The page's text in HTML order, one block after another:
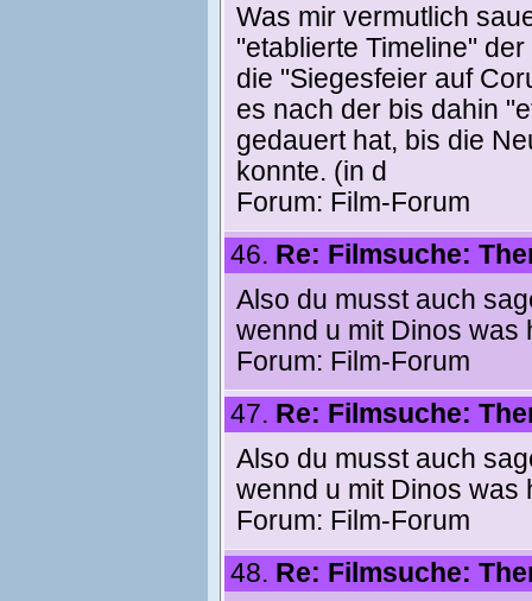
Was mir vermutlich
"etablierte Timeline"
die "Siegesfeier auf
es nach der bis dahin
gedauert hat, bis die
konnte. (in d
Forum: Film-Forum
46. Re: Filmsuche:
Also du musst auch
wennd u mit Dinos was
Forum: Film-Forum
47. Re: Filmsuche:
Also du musst auch
wennd u mit Dinos was
Forum: Film-Forum
48. Re: Filmsuche: